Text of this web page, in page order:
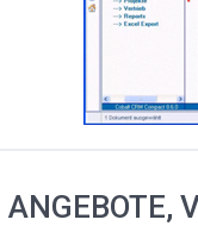
ANGEBOTE,